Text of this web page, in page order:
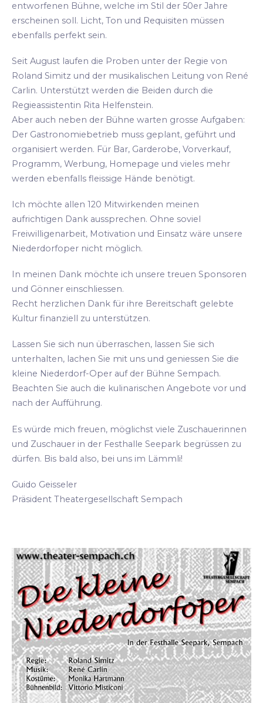
entworfenen Bühne, welche im Stil der 50er Jahre
erscheinen soll. Licht, Ton und Requisiten müssen
ebenfalls perfekt sein.
Seit August laufen die Proben unter der Regie von
Roland Simitz und der musikalischen Leitung von René
Carlin. Unterstützt werden die Beiden durch die
Regieassistentin Rita Helfenstein.
Aber auch neben der Bühne warten grosse Aufgaben:
Der Gastronomiebetrieb muss geplant, geführt und
organisiert werden. Für Bar, Garderobe, Vorverkauf,
Programm, Werbung, Homepage und vieles mehr
werden ebenfalls fleissige Hände benötigt.
Ich möchte allen 120 Mitwirkenden meinen
aufrichtigen Dank aussprechen. Ohne soviel
Freiwilligenarbeit, Motivation und Einsatz wäre unsere
Niederdorfoper nicht möglich.
In meinen Dank möchte ich unsere treuen Sponsoren
und Gönner einschliessen.
Recht herzlichen Dank für ihre Bereitschaft gelebte
Kultur finanziell zu unterstützen.
Lassen Sie sich nun überraschen, lassen Sie sich
unterhalten, lachen Sie mit uns und geniessen Sie die
kleine Niederdorf-Oper auf der Bühne Sempach.
Beachten Sie auch die kulinarischen Angebote vor und
nach der Aufführung.
Es würde mich freuen, möglichst viele Zuschauerinnen
und Zuschauer in der Festhalle Seepark begrüssen zu
dürfen. Bis bald also, bei uns im Lämmli!
Guido Geisseler
Präsident Theatergesellschaft Sempach